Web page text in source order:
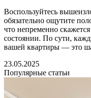
Воспользуйтесь
обязательно ощутите
что непременно
состоянии. По сути,
вашей квартиры — это
23.05.2025
Популярные статьи